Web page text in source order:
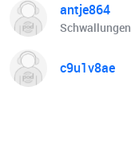
antje864
Schwallungen
c9u1v8ae